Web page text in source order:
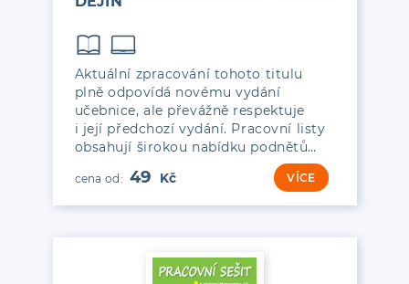
Aktuální zpracování tohoto titulu
plně odpovídá novému vydání
učebnice, ale převážně respektuje
i její předchozí vydání. Pracovní listy
obsahují širokou nabídku podnětů…
49 VÍCE